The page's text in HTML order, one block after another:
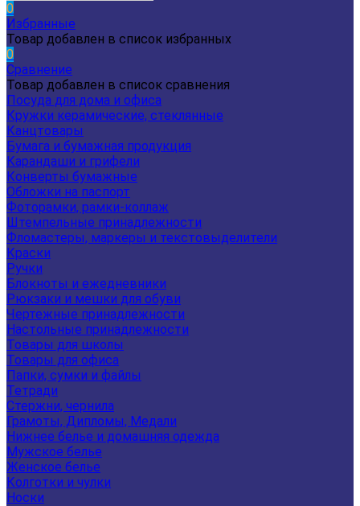
0
Избранные
Товар добавлен в список избранных
0
Сравнение
Товар добавлен в список сравнения
Посуда для дома и офиса
Кружки керамические, стеклянные
Канцтовары
Бумага и бумажная продукция
Карандаши и грифели
Конверты бумажные
Обложки на паспорт
Фоторамки, рамки-коллаж
Штемпельные принадлежности
Фломастеры, маркеры и текстовыделители
Краски
Ручки
Блокноты и ежедневники
Рюкзаки и мешки для обуви
Чертежные принадлежности
Настольные принадлежности
Товары для школы
Товары для офиса
Папки, сумки и файлы
Тетради
Стержни, чернила
Грамоты, Дипломы, Медали
Нижнее белье и домашняя одежда
Мужское белье
Женское белье
Колготки и чулки
Носки